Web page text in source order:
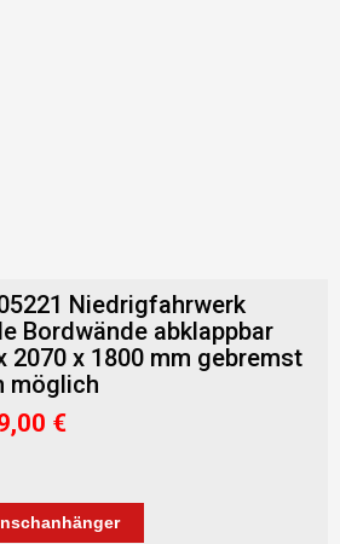
Niedrigfahrwerk
Bordwände abklappbar
2070 x 1800 mm gebremst
möglich
€
€Aktueller
8.199,00 €.